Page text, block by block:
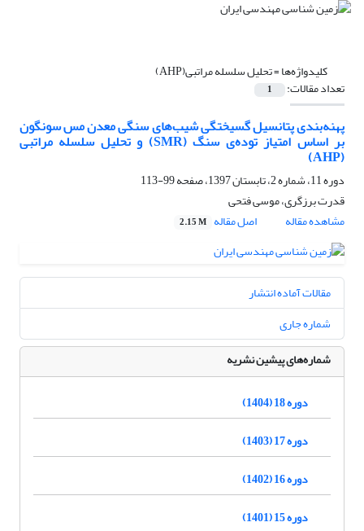
کلیدواژه‌ها =تحلیل سلسله مراتبی(AHP)
تعداد مقالات: 1
پهنه‌بندی پتانسیل گسیختگی شیب‌های سنگی معدن مس سونگون
بر اساس امتیاز توده‌ی سنگ (SMR) و تحلیل سلسله مراتبی
(AHP)
دوره 11، شماره 2، تابستان 1397، صفحه
99-113
قدرت برزگری، موسی فتحی
مشاهده مقاله
اصل مقاله 2.15 M
مقالات آماده انتشار
شماره جاری
شماره‌های پیشین نشریه
دوره 18 (1404)
دوره 17 (1403)
دوره 16 (1402)
دوره 15 (1401)